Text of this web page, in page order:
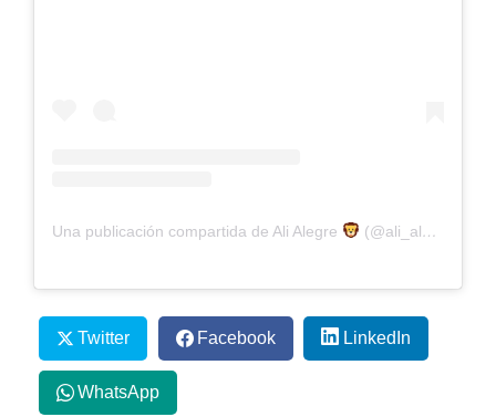
Una publicación compartida de Ali Alegre (@ali_alegre)
Twitter Facebook LinkedIn
WhatsApp